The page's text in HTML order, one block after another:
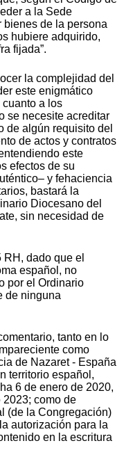
a la Sede
de la persona
hubiere adquirido,
fijada”.
la complejidad del
este enigmático
cuanto a los
se necesite acreditar
de algún requisito del
de actos y contratos
este
efectos de su
y fehaciencia
bastará la
Diocesano del
sin necesidad de
dado que el
español, no
por el Ordinario
de ninguna
tanto en lo
como
de Nazaret - España
territorio español,
6 de enero de 2020,
como de
(de la Congregación)
autorización para la
en la escritura